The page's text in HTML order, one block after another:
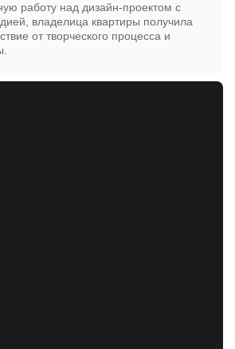
работу над дизайн-проектом с
владелица квартиры получила
от творческого процесса и